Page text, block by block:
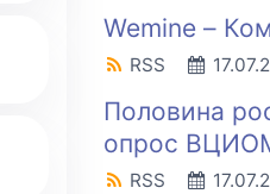
Wemine –
RSS
Половина
опрос
RSS